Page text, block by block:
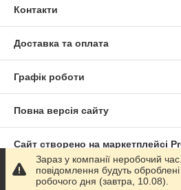
Контакти
Доставка та оплата
Графік роботи
Повна версія сайту
Сайт створено на маркетплейсі
Політика конфіденційності
Зараз у компанії неробочий
повідомлення будуть
робочого дня (завтра, 10.08).